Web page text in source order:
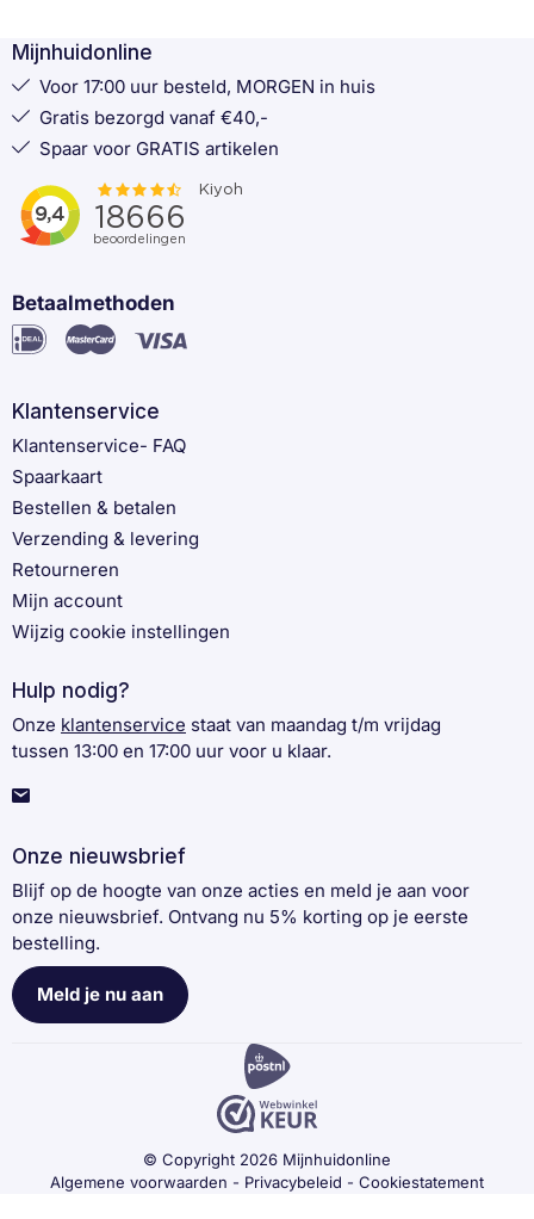
Mijnhuidonline
Voor 17:00 uur besteld, MORGEN in huis
Gratis bezorgd vanaf €40,-
Spaar voor GRATIS artikelen
Betaalmethoden
Klantenservice
Klantenservice- FAQ
Spaarkaart
Bestellen & betalen
Verzending & levering
Retourneren
Mijn account
Wijzig cookie instellingen
Hulp nodig?
Onze klantenservice staat van maandag t/m vrijdag
tussen 13:00 en 17:00 uur voor u klaar.
Onze nieuwsbrief
Blijf op de hoogte van onze acties en meld je aan voor
onze nieuwsbrief. Ontvang nu 5% korting op je eerste
bestelling.
Meld je nu aan
© Copyright 2026 Mijnhuidonline
Algemene voorwaarden - Privacybeleid - Cookiestatement